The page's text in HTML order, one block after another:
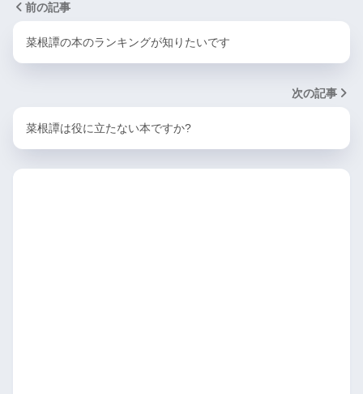
前の記事
菜根譚の本のランキングが知りたいです
次の記事
菜根譚は役に立たない本ですか?